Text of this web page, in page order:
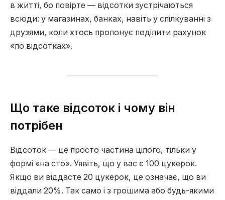
в житті, бо повірте — відсотки зустрічаються
всюди: у магазинах, банках, навіть у спілкуванні з
друзями, коли хтось пропонує поділити рахунок
«по відсотках».
Що таке відсоток і чому він
потрібен
Відсоток — це просто частина цілого, тільки у
формі «на сто». Уявіть, що у вас є 100 цукерок.
Якщо ви віддасте 20 цукерок, це означає, що ви
віддали 20%. Так само і з грошима або будь-якими